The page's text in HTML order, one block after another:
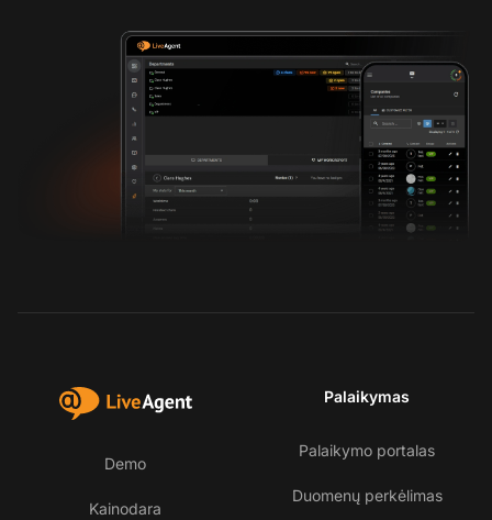
Demo
Kainodara
Palaikymas
Palaikymo portalas
Duomenų perkėlimas